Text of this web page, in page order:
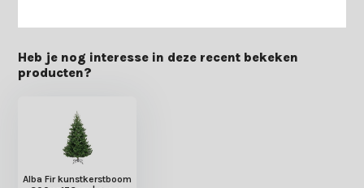
Heb je nog interesse in deze recent bekeken
producten?
Alba Fir kunstkerstboom